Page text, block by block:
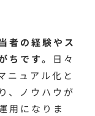
者の経験やス
ちです。 日々
ニュアル化と
、ノウハウが
用になりま